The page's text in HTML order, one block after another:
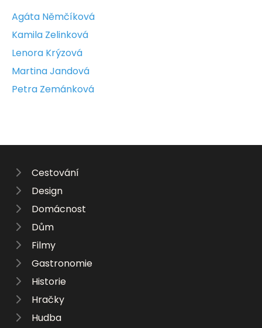
Agáta Němčíková
Kamila Zelinková
Lenora Krýzová
Martina Jandová
Petra Zemánková
Cestování
Design
Domácnost
Dům
Filmy
Gastronomie
Historie
Hračky
Hudba